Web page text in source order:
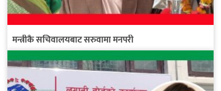
मन्त्रीकै सचिवालयबाट सरुवामा मनपरी